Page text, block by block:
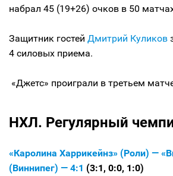
набрал 45 (19+26) очков в 50
Защитник гостей Дмитрий Куликов
4 силовых приема.
«Джетс» проиграли в третьем
НХЛ. Регулярный
«Каролина Харрикейнз» (Роли) —
(Виннипег) — 4:1 (3:1, 0:0, 1:0)